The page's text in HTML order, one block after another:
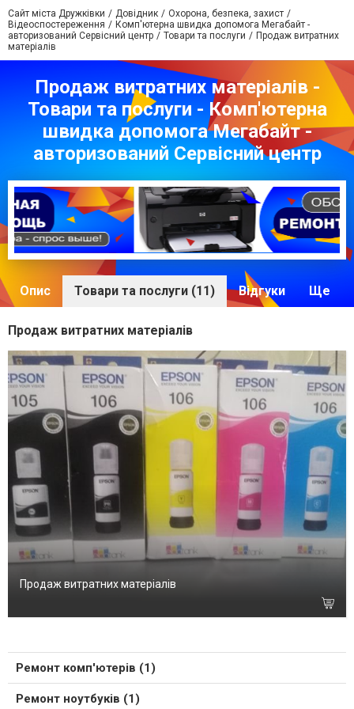
Сайт міста Дружківки Довідник
Охорона, безпека, захист
Відеоспостереження
Комп'ютерна швидка допомога Мегабайт -
авторизований Сервісний центр
Товари та послуги
Продаж витратних
матеріалів
Продаж витратних матеріалів -
Товари та послуги - Комп'ютерна
швидка допомога Мегабайт -
авторизований Сервісний центр
Опис Товари та послуги (11) Відгуки Ще
Продаж витратних матеріалів
Продаж витратних матеріалів
Ремонт комп'ютерів (1)
Ремонт ноутбуків (1)